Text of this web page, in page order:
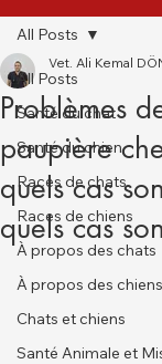
All Posts
Santé du chat
Santé du chien
Races de chats
Races de chiens
À propos des chats
À propos des chiens
Chats et chiens
Santé Animale et
All Posts
Problèmes
paupière
quels cas
quels cas
Vet. Ali Kemal